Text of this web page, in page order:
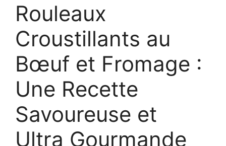
Rouleaux
Croustillants au
Bœuf et Fromage :
Une Recette
Savoureuse et
Ultra Gourmande